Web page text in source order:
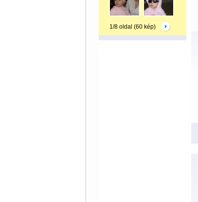
1/8 oldal (60 kép)